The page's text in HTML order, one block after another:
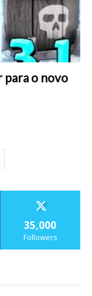
o novo
35,000
Followers